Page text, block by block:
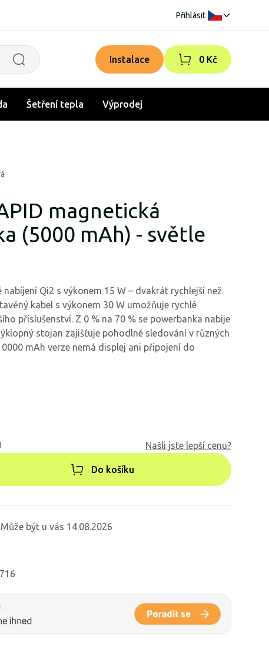
Přihlásit
Instalace 0 Kč
Šetření tepla Výprodej
magnetická
(5000 mAh) - světle
Qi2 s výkonem 15 W – dvakrát rychlejší než
kabel s výkonem 30 W umožňuje rychlé
příslušenství. Z 0 % na 70 % se powerbanka nabije
stojan zajišťuje pohodlné sledování v různých
mAh verze nemá displej ani připojení do
Našli jste lepší cenu?
Do košíku
Může být u vás 14.08.2026